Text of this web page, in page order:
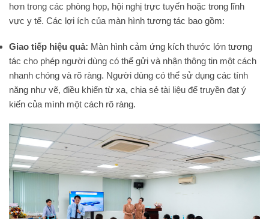
hơn trong các phòng họp, hội nghị trực tuyến hoặc trong lĩnh
vực y tế. Các lợi ích của màn hình tương tác bao gồm:
Giao tiếp hiệu quả: Màn hình cảm ứng kích thước lớn tương
tác cho phép người dùng có thể gửi và nhận thông tin một cách
nhanh chóng và rõ ràng. Người dùng có thể sử dụng các tính
năng như vẽ, điều khiển từ xa, chia sẻ tài liệu để truyền đạt ý
kiến của mình một cách rõ ràng.